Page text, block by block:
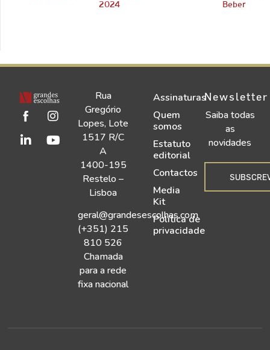
2024
Beber
Rua
Gregório
Lopes, Lote
1517 R/C
A
1400-195
Restelo –
Lisboa
geral@grandesescolhas.com
(+351) 215
810 526
Chamada
para a rede
fixa nacional
Assinaturas
Quem
somos
Estatuto
editorial
Contactos
Media
Kit
Política de
privacidade
Newsletter
Saiba todas
as
novidades